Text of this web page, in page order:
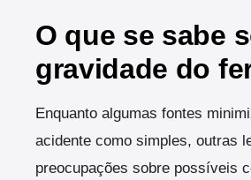
O que se sabe
gravidade do
Enquanto algumas fontes
acidente como simples, outras
preocupações sobre possíveis